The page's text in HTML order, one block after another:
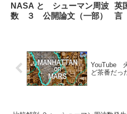
NASA と シューマン周波
数 ３ 公開論文（一部）
英
言
YouTube
ど茶番だっ